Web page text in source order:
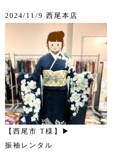
2024/11/9 西尾本店
【西尾市 T様】▶
振袖レンタル